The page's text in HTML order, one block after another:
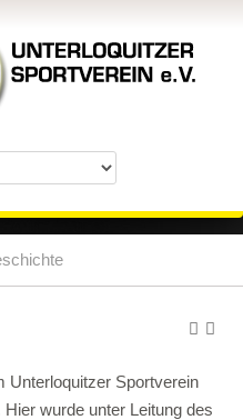
Unterloquitzer Sportverein
wurde unter Leitung des